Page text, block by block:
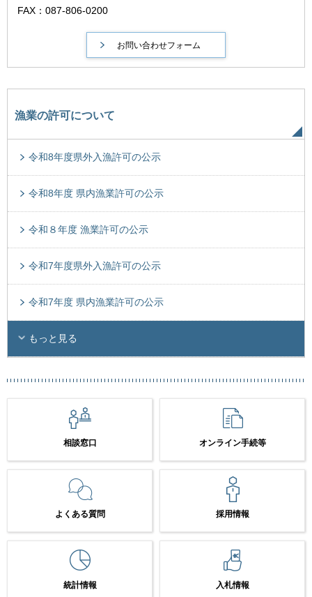
FAX：087-806-0200
漁業の許可について
令和8年度県外入漁許可の公示
令和8年度 県内漁業許可の公示
令和８年度 漁業許可の公示
令和7年度県外入漁許可の公示
令和7年度 県内漁業許可の公示
もっと見る
相談窓口 オンライン手続等
よくある質問 採用情報
統計情報 入札情報